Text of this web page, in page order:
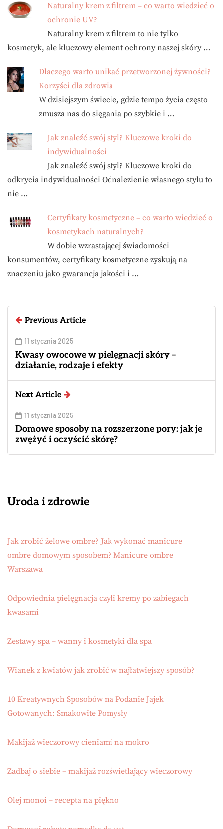
Naturalny krem z filtrem – co warto wiedzieć o
ochronie UV?
Naturalny krem z filtrem to nie tylko
kosmetyk, ale kluczowy element ochrony naszej skóry …
Dlaczego warto unikać przetworzonej żywności?
Korzyści dla zdrowia
W dzisiejszym świecie, gdzie tempo życia często
zmusza nas do sięgania po szybkie i …
Jak znaleźć swój styl? Kluczowe kroki do
indywidualności
Jak znaleźć swój styl? Kluczowe kroki do
odkrycia indywidualności Odnalezienie własnego stylu to
nie …
Certyfikaty kosmetyczne – co warto wiedzieć o
kosmetykach naturalnych?
W dobie wzrastającej świadomości
konsumentów, certyfikaty kosmetyczne zyskują na
znaczeniu jako gwarancja jakości i …
Previous Article
11 stycznia 2025
Kwasy owocowe w pielęgnacji skóry –
działanie, rodzaje i efekty
Next Article
11 stycznia 2025
Domowe sposoby na rozszerzone pory: jak je
zwężyć i oczyścić skórę?
Uroda i zdrowie
Jak zrobić żelowe ombre? Jak wykonać manicure
ombre domowym sposobem? Manicure ombre
Warszawa
Odpowiednia pielęgnacja czyli kremy po zabiegach
kwasami
Zestawy spa – wanny i kosmetyki dla spa
Wianek z kwiatów jak zrobić w najłatwiejszy sposób?
10 Kreatywnych Sposobów na Podanie Jajek
Gotowanych: Smakowite Pomysły
Makijaż wieczorowy cieniami na mokro
Zadbaj o siebie – makijaż rozświetlający wieczorowy
Olej monoi – recepta na piękno